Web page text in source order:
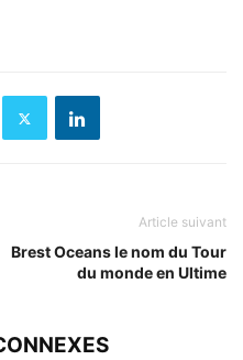
Article suivant
Brest Oceans le nom du Tour
du monde en Ultime